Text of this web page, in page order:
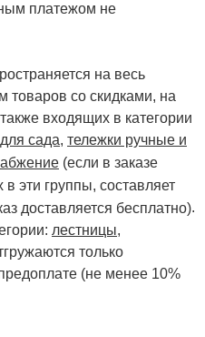
платежом не
на весь
товаров со скидками, на
входящих в категории
сада, тележки ручные и
(если в заказе
эти группы, составляет
доставляется бесплатно).
лестницы,
только
(не менее 10%